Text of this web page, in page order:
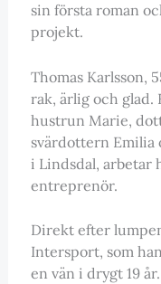
sin första roman
projekt.
Thomas Karlsson,
rak, ärlig och glad.
hustrun Marie,
svärdottern Emilia
i Lindsdal, arbetar
entreprenör.
Direkt efter
Intersport, som
en vän i drygt 19